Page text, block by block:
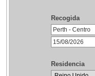
Recogida
Residencia